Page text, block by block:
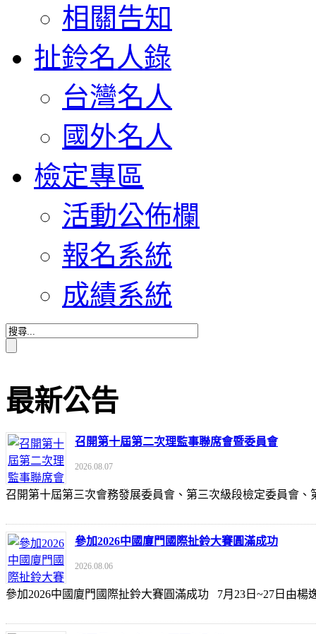
相關告知
扯鈴名人錄
台灣名人
國外名人
檢定專區
活動公佈欄
報名系統
成績系統
最新公告
召開第十屆第二次理監事聯席會暨委員會
2026.08.07
召開第十屆第三次會務發展委員會、第三次級段檢定委員
參加2026中國廈門國際扯鈴大賽圓滿成功
2026.08.06
參加2026中國廈門國際扯鈴大賽圓滿成功 7月23日~27日由